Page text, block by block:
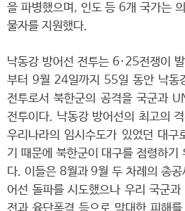
을 파병했으며, 인도 등 6개 국가는
물자를 지원했다.
낙동강 방어선 전투는 6·25전쟁이
부터 9월 24일까지 55일 동안 낙동
전투로서 북한군의 공격을 국군과
전투이다. 낙동강 방어선의 최고의
우리나라의 임시수도가 있었던 대구
기 때문에 북한군이 대구를 점령하기
다. 이들은 8월과 9월 두 차례의 총
어선 돌파를 시도했으나 우리 국군